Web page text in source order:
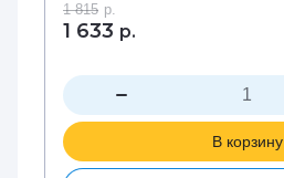
1 815 р.
1 633 р.
В корзину